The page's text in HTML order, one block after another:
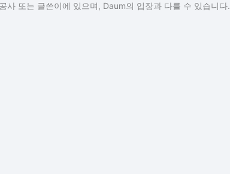
사 또는 글쓴이에 있으며, Daum의 입장과 다를 수 있습니다.